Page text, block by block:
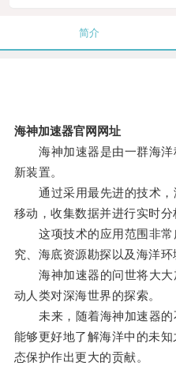
简介
海神加速器官网网址
海神加速器是由一群海洋
新装置。
通过采用最先进的技术，
移动，收集数据并进行实时分
这项技术的应用范围非常
究、海底资源勘探以及海洋环
海神加速器的问世将大大
动人类对深海世界的探索。
未来，随着海神加速器的
能够更好地了解海洋中的未
态保护作出更大的贡献。